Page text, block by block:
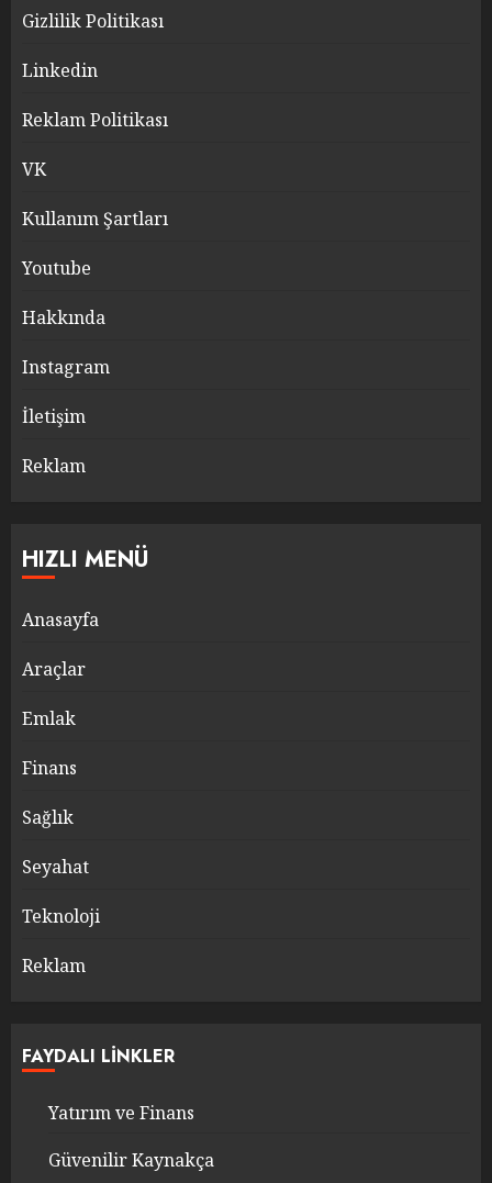
Gizlilik Politikası
Linkedin
Reklam Politikası
VK
Kullanım Şartları
Youtube
Hakkında
Instagram
İletişim
Reklam
HIZLI MENÜ
Anasayfa
Araçlar
Emlak
Finans
Sağlık
Seyahat
Teknoloji
Reklam
FAYDALI LINKLER
Yatırım ve Finans
Güvenilir Kaynakça